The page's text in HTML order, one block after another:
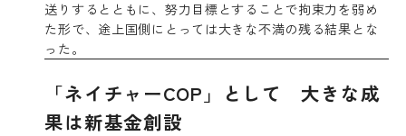
送りするとともに、努力目標とすることで拘束力を弱め
た形で、途上国側にとっては大きな不満の残る結果とな
った。
「ネイチャーCOP」として 大きな成
果は新基金創設